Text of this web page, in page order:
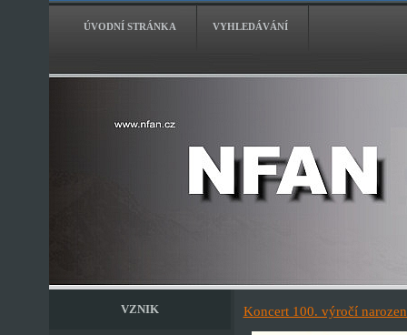
ÚVODNÍ STRÁNKA VYHLEDÁVÁNÍ
VZNIK Koncert 100. výročí